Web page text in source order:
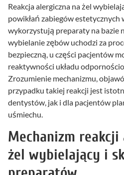
Reakcja alergiczna na żel
powikłań zabiegów estetycznych
wykorzystują preparaty na bazie
wybielanie zębów uchodzi za
bezpieczną, u części pacjentów
reaktywności układu
Zrozumienie mechanizmu,
przypadku takiej reakcji jest
dentystów, jak i dla pacjentów
uśmiechu.
Mechanizm
żel wybielający i